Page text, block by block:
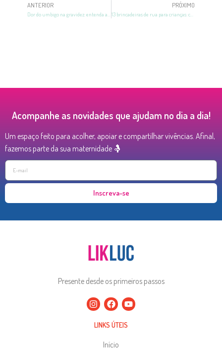
ANTERIOR PRÓXIMO
13 brincadeiras de rua para crianças: confira as melhores!
Acompanhe as novidades que ajudam no dia a dia!
Um espaço feito para acolher, apoiar e compartilhar vivências. Afinal,
fazemos parte da sua maternidade 🤱
Inscreva-se
Presente desde os primeiros passos
LINKS ÚTEIS
Início